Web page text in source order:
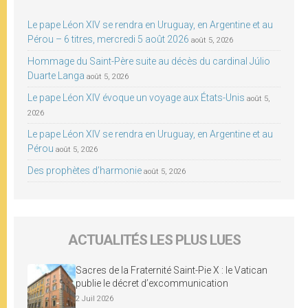
Le pape Léon XIV se rendra en Uruguay, en Argentine et au
Pérou – 6 titres, mercredi 5 août 2026 août 5, 2026
Hommage du Saint-Père suite au décès du cardinal Júlio
Duarte Langa août 5, 2026
Le pape Léon XIV évoque un voyage aux États-Unis août 5,
2026
Le pape Léon XIV se rendra en Uruguay, en Argentine et au
Pérou août 5, 2026
Des prophètes d’harmonie août 5, 2026
ACTUALITÉS LES PLUS LUES
Sacres de la Fraternité Saint-Pie X : le Vatican
publie le décret d’excommunication
2 Juil 2026